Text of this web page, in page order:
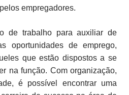
empregadores.
de trabalho para auxiliar de
oportunidades de emprego,
que estão dispostos a se
na função. Com organização,
é possível encontrar uma